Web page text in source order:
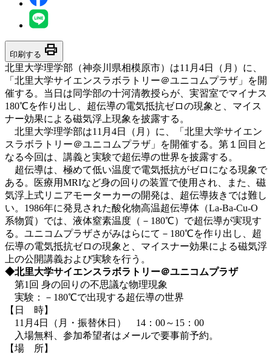
印刷する print
北里大学理学部（神奈川県相模原市）は11月4日（月）に、
「北里大学サイエンスラボラトリー＠ユニコムプラザ」を開
催する。当日は同学部の十河清教授らが、実習室でマイナス
180℃を作り出し、超伝導の電気抵抗ゼロの現象と、マイス
ナー効果による磁気浮上現象を披露する。
北里大学理学部は11月4日（月）に、「北里大学サイエン
スラボラトリー＠ユニコムプラザ」を開催する。第１回目と
なる今回は、講義と実験で超伝導の世界を披露する。
超伝導は、極めて低い温度で電気抵抗がゼロになる現象で
ある。医療用MRIなど身の回りの装置で使用され、また、磁
気浮上式リニアモーターカーの開発は、超伝導抜きでは難し
い。1986年に発見された酸化物高温超伝導体（La-Ba-Cu-O
系物質）では、液体窒素温度（－180℃）で超伝導が実現す
る。ユニコムプラザさがみはらにて－180℃を作り出し、超
伝導の電気抵抗ゼロの現象と、マイスナー効果による磁気浮
上の公開講義および実験を行う。
◆北里大学サイエンスラボラトリー＠ユニコムプラザ
第1回 身の回りの不思議な物理現象
実験：－180℃で出現する超伝導の世界
【日 時】
11月4日（月・振替休日） 14：00～15：00
入場無料、参加希望者はメールで要事前予約。
【場 所】